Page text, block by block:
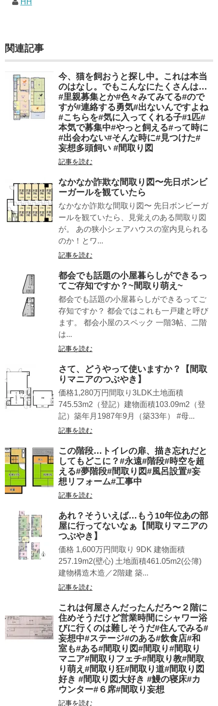
HH
関連記事
今、猫を飼おうと探し中。これは本当
のはなし。でもこんなにたくさんは…
#里親募集とか#色々みてみてる#ので
すが#連絡する勇気#出ないんですよね
#こちらを#気に入ってくれる子#1匹#
本気で募集中#やっと飼える#って時に
#出会わない#そんな時に#見つけた#
妄想多頭飼い #間取り図
記事を読む
なかなか詐欺な間取り図〜先日ボンビ
ーガールを観ていたら
なかなか詐欺な間取り図〜 先日ボンビーガ
ールを観ていたら、見覚えのある間取り図
が。 あの狭小シェアハウスの室内見られる
のか！とワ...
記事を読む
都会でも話題の小屋暮らしができるっ
てご存知ですか？~間取り萌え~
都会でも話題の小屋暮らしができるってご
存知ですか？ 都会ではこれも一戸建と呼び
ます。 都会小屋のスペック 一階3帖、二階
は...
記事を読む
さて、どうやって使いますか？【間取
りマニアのつぶやき】
価格1,280万円間取り3LDK土地面積
745.53m2（登記）建物面積103.09m2（登
記）築年月1987年9月（築33年） #母...
記事を読む
この階段…トイレの扉、描き忘れだと
してもどこに？#永遠#階段#時空を超
える#夢階段#間取り図#風呂設置#妄
想リフォーム#工事中
記事を読む
あれ？そういえば…もう10年位あの部
屋に行ってないなぁ【間取りマニアの
つぶやき】
価格 1,600万円間取り 9DK 建物面積
257.19m2(壁心) 土地面積461.05m2(公簿)
建物構造木造／2階建 築...
記事を読む
これは何屋さんだったんだろ〜２階に
住めそうだけど営業時間にシャワー浴
びに行くのは難しそうだ#住んでみる#
妄想中#ステージ#のある#飲食店#和
室も#ある#間取り図#間取り#間取り
マニア#間取りフェチ#間取り教#間取
り萌え#間取り狂#間取り道#間取り図
好き #間取り図大好き #鰻の寝床#カ
ウンター#６席#間取り妄想
記事を読む